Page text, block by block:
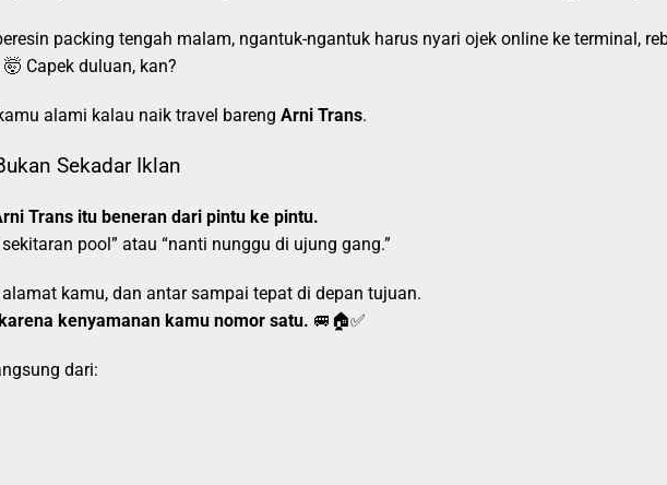
packing tengah malam, ngantuk-ngantuk harus nyari ojek online ke terminal,
Capek duluan, kan?
alami kalau naik travel bareng Arni Trans.
Sekadar Iklan
Trans itu beneran dari pintu ke pintu.
pool” atau “nanti nunggu di ujung gang.”
kamu, dan antar sampai tepat di depan tujuan.
kenyamanan kamu nomor satu. 🚐🏠✅
dari: